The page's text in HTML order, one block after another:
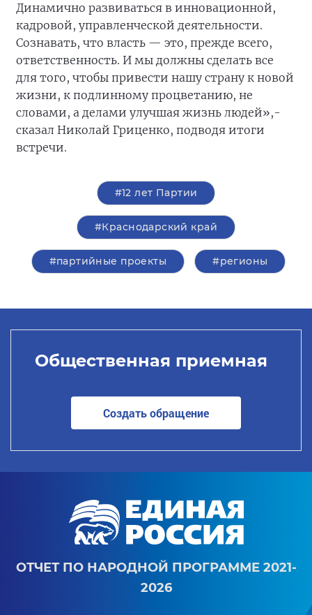
Динамично развиваться в инновационной,
кадровой, управленческой деятельности.
Сознавать, что власть — это, прежде всего,
ответственность. И мы должны сделать все
для того, чтобы привести нашу страну к новой
жизни, к подлинному процветанию, не
словами, а делами улучшая жизнь людей»,-
сказал Николай Гриценко, подводя итоги
встречи.
#12 лет Партии
#Краснодарский край
#партийные проекты #регионы
Общественная приемная
Создать обращение
ОТЧЕТ ПО НАРОДНОЙ ПРОГРАММЕ 2021-
2026